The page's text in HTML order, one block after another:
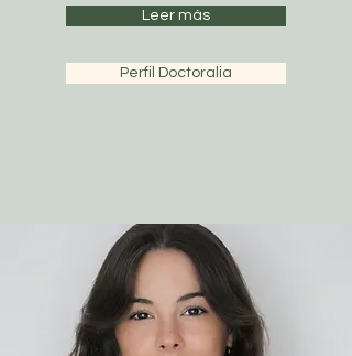
Leer más
Perfil Doctoralia